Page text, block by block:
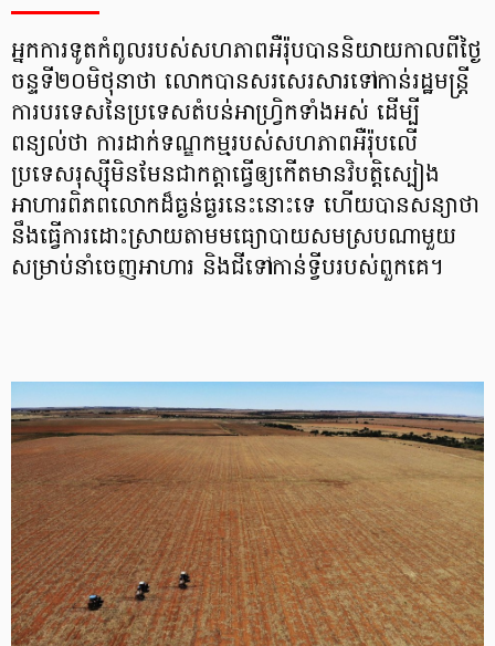
អ្នកការទូតកំពូលរបស់សហភាពអឺរ៉ុបបាននិយាយកាលពីថ្ងៃ
ចន្ទទី២០មិថុនាថា លោកបានសរសេរសារទៅកាន់រដ្ឋមន្ត្រី
ការបរទេសនៃប្រទេសតំបន់អាហ្វ្រិកទាំងអស់ ដើម្បី
ពន្យល់ថា ការដាក់ទណ្ឌកម្មរបស់សហភាពអឺរ៉ុបលើ
ប្រទេសរុស្ស៊ីមិនមែនជាកត្តាធ្វើឲ្យកើតមានវិបត្តិស្បៀង
អាហារពិភពលោកដ៏ធ្ងន់ធ្ងរនេះនោះទេ ហើយបានសន្យាថា
នឹងធ្វើការដោះស្រាយតាមមធ្យោបាយសមស្របណាមួយ
សម្រាប់នាំចេញអាហារ និងជីទៅកាន់ទ្វីបរបស់ពួកគេ។